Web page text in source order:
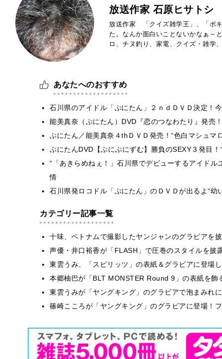
放送作家 石原ヒサトシ
放送作家 「クイズ雑学王」、「ボ
た。なんか面白いことないかなぁ～
ロ、チヌ釣り、家電、クイズ・雑学
あなたへのおすすめ
石川県のアイドル「ぷにたん」２ｎｄＤＶＤ決定！
能美真奈（ぷにたん）DVD『恋のつなわたり』発売
ぷにたん／能美真奈４thＤＶＤ発売！“色白マシュマ
ぷにたんDVD【ぷにぷにずむ】勝負のSEXY３発目
“「あきらめねぇ！」石川県でデビューするアイド
情
石川県発ロコドル「ぷにたん」のＤＶＤが出るよ“幼
カテゴリー記事一覧
十味、ベトナムで撮影したヤンジャンのグラビアを
声優・井口裕香が「FLASH」で圧巻のスタイルを
東雲うみ、「スピリッツ」の表紙＆グラビアに登場
本郷柚巴が「BLT MONSTER Round 9」の表紙を
東雲うみが「ヤングキング」のグラビアで泡まみれ
篠崎こころが「ヤングキング」のグラビアに登場！